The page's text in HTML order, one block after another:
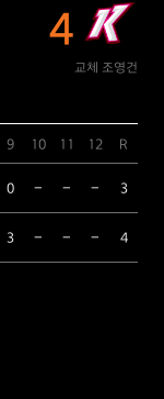
4
교체 조영건
9 10 11 12 R
0 - - - 3
3 - - - 4